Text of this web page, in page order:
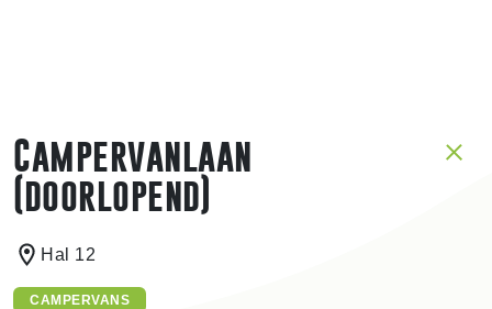
Campervanlaan
(doorlopend)
Hal 12
CAMPERVANS